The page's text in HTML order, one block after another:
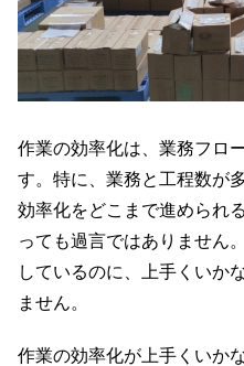
作業の効率化は、業務フロ
す。特に、業務と工程数が
効率化をどこまで進められ
っても過言ではありません
しているのに、上手くいか
ません。
作業の効率化が上手くいか